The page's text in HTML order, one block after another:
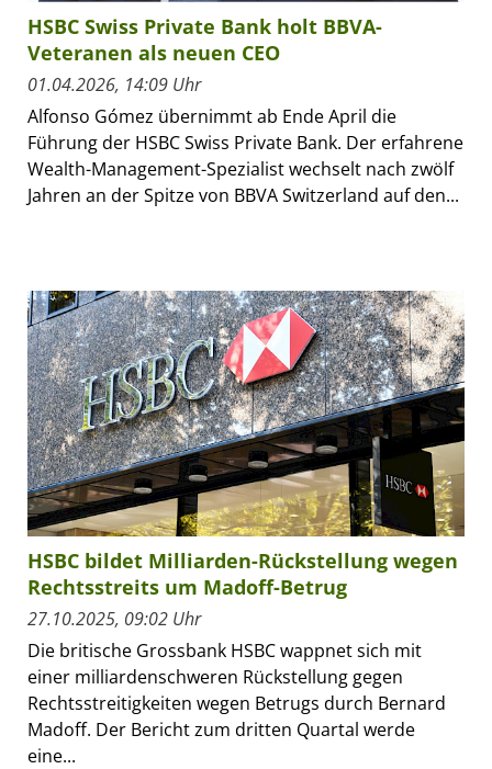
HSBC Swiss Private Bank holt BBVA-
Veteranen als neuen CEO
01.04.2026, 14:09 Uhr
Alfonso Gómez übernimmt ab Ende April die
Führung der HSBC Swiss Private Bank. Der erfahrene
Wealth-Management-Spezialist wechselt nach zwölf
Jahren an der Spitze von BBVA Switzerland auf den...
HSBC bildet Milliarden-Rückstellung wegen
Rechtsstreits um Madoff-Betrug
27.10.2025, 09:02 Uhr
Die britische Grossbank HSBC wappnet sich mit
einer milliardenschweren Rückstellung gegen
Rechtsstreitigkeiten wegen Betrugs durch Bernard
Madoff. Der Bericht zum dritten Quartal werde
eine...